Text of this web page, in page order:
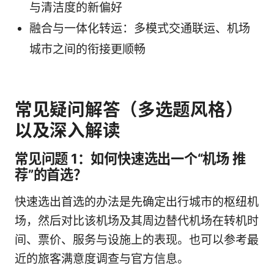
与清洁度的新偏好
融合与一体化转运：多模式交通联运、机场
城市之间的衔接更顺畅
常见疑问解答（多选题风格）
以及深入解读
常见问题 1：如何快速选出一个“机场 推
荐”的首选？
快速选出首选的办法是先确定出行城市的枢纽机
场，然后对比该机场及其周边替代机场在转机时
间、票价、服务与设施上的表现。也可以参考最
近的旅客满意度调查与官方信息。